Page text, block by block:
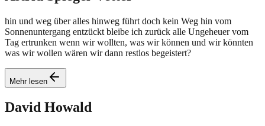
hin und weg über alles hinweg führt doch kein Weg hin vom
Sonnenuntergang entzückt bleibe ich zurück alle Ungeheuer vom
Tag ertrunken wenn wir wollten, was wir können und wir könnten
was wir wollen wären wir dann restlos begeistert?
Mehr lesen
David Howald